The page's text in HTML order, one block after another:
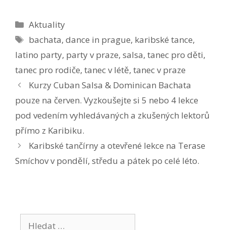
Rubriky
Aktuality
Štítky
bachata,dance in prague, karibské tance,
latino party, party v praze, salsa, tanec pro děti,
tanec pro rodiče, tanec v létě, tanec v praze
Kurzy Cuban Salsa & Dominican Bachata
pouze na červen. Vyzkoušejte si 5 nebo 4 lekce
pod vedením vyhledávaných a zkušených lektorů
přímo z Karibiku.
Karibské tančírny a otevřené lekce na Terase
Smíchov v pondělí, středu a pátek po celé léto.